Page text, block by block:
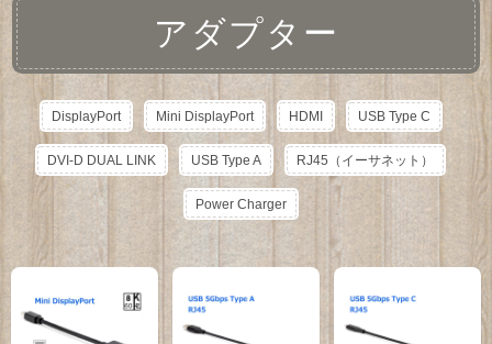
アダプター
DisplayPort Mini DisplayPort HDMI USB Type C
DVI-D DUAL LINK USB Type A RJ45（イーサネット）
Power Charger